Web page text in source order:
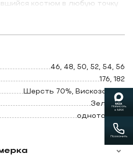
костюм в любую точку
и почтой (отправка с
46, 48, 50, 52, 54, 56
176, 182
Шерсть 70%, Вискоза 30%
Зеленый
однотонный
Написать
в MAX
Позвонить